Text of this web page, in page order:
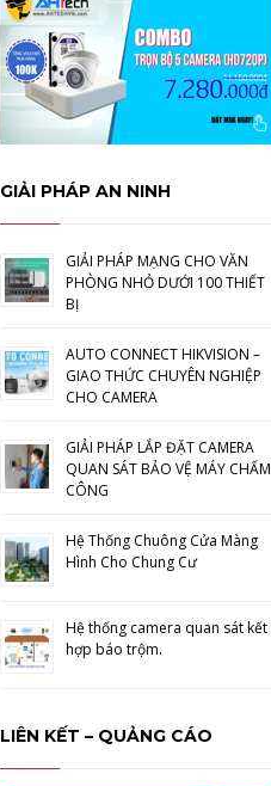
GIẢI PHÁP AN NINH
GIẢI PHÁP MẠNG CHO VĂN
PHÒNG NHỎ DƯỚI 100 THIẾT
BỊ
AUTO CONNECT HIKVISION –
GIAO THỨC CHUYÊN NGHIỆP
CHO CAMERA
GIẢI PHÁP LẮP ĐẶT CAMERA
QUAN SÁT BẢO VỆ MÁY CHẤM
CÔNG
Hệ Thống Chuông Cửa Màng
Hình Cho Chung Cư
Hệ thống camera quan sát kết
hợp báo trộm.
LIÊN KẾT – QUẢNG CÁO